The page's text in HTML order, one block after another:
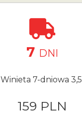
7 DNI
Winieta 7-dniowa 3,5
159 PLN